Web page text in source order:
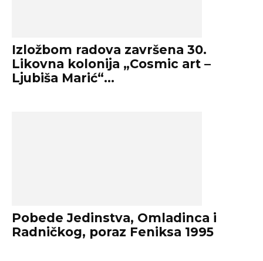
Izložbom radova završena 30.
Likovna kolonija „Cosmic art –
Ljubiša Marić“...
Pobede Jedinstva, Omladinca i
Radničkog, poraz Feniksa 1995